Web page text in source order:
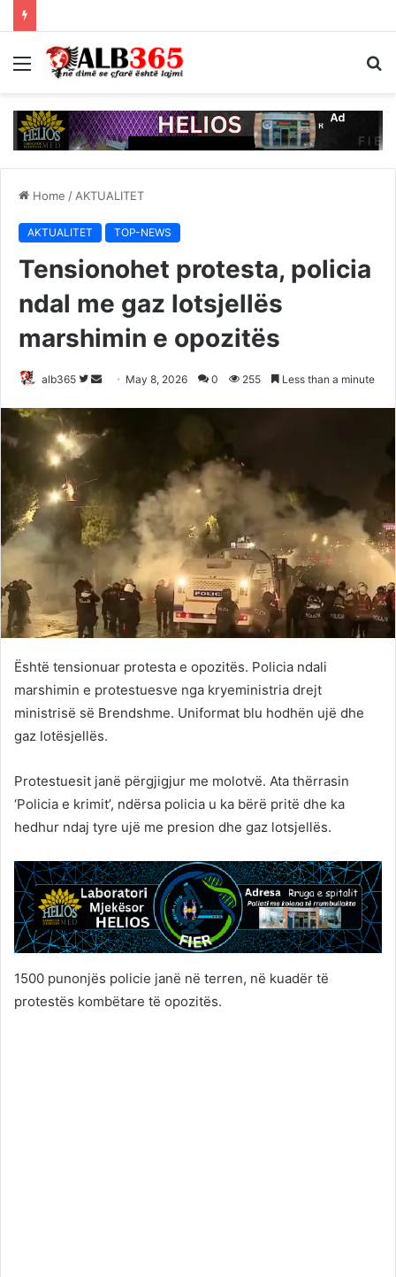
Menu
Home / AKTUALITET
AKTUALITET TOP-NEWS
Tensionohet protesta, policia
ndal me gaz lotsjellës
marshimin e opozitës
alb365
Follow
Send May 8, 2026 0 255 Less than a minute
Është tensionuar protesta e opozitës. Policia ndali
marshimin e protestuesve nga kryeministria drejt
ministrisë së Brendshme. Uniformat blu hodhën ujë dhe
gaz lotësjellës.
Protestuesit janë përgjigjur me molotvë. Ata thërrasin
‘Policia e krimit’, ndërsa policia u ka bërë pritë dhe ka
hedhur ndaj tyre ujë me presion dhe gaz lotsjellës.
1500 punonjës policie janë në terren, në kuadër të
protestës kombëtare të opozitës.